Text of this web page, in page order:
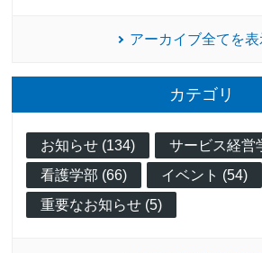
アーカイブ全てを表
カテゴリ
お知らせ (134)
サービス経営
看護学部 (66)
イベント (54)
重要なお知らせ (5)